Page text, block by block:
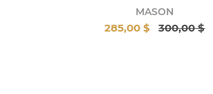
MASON
285,00 $ 300,00 $